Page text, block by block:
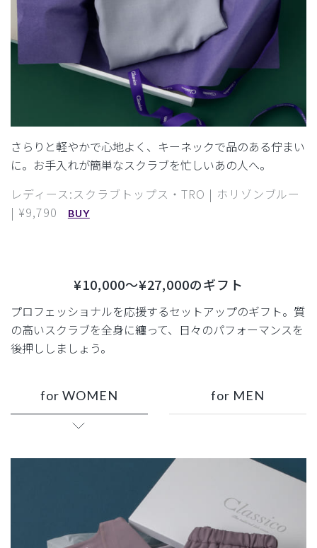
さらりと軽やかで心地よく、キーネックで品のある佇まい
に。 お手入れが簡単なスクラブを忙しいあの人へ。
レディース:スクラブトップス・TRO | ホリゾンブルー
| ¥9,790
BUY
¥10,000〜¥27,000のギフト
プロフェッショナルを応援するセットアップのギフト。 質
の高いスクラブを全身に纏って、日々のパフォーマンスを
後押ししましょう。
for WOMEN for MEN